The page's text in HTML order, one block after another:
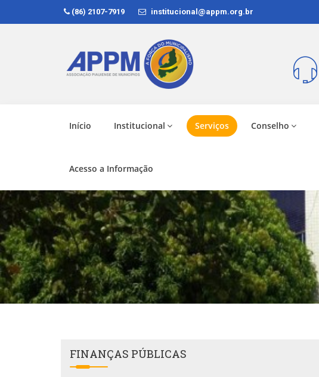
(86) 2107-7919 institucional@appm.org.br
Início Institucional Serviços Conselho
Acesso a Informação
FINANÇAS PÚBLICAS